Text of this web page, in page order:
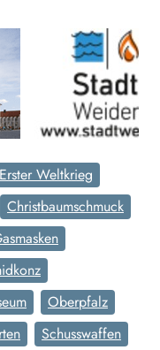
Weltkrieg
Christbaumschmuck
Oberpfalz
Schusswaffen